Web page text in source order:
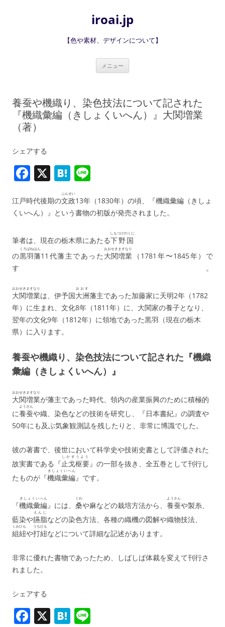
iroai.jp
【色や素材、デザインについて】
メニュー
ス
ッ
養蚕や機織り、染色技法について記された
『機織彙編（きしょくいへん）』大関増業
（著）
シェアする
F
c
e
b
o
k
X H
at
e
n
a
e
江戸時代後期の文政
ぶんせい
13年（1830年）の頃、『機織彙編（きしょ
くいへん）』という書物の初版が発売されました。
筆者は、現在の栃木県にあたる下野国
しもつけのくに
の黒羽藩
くろばねはん
11代藩主であった 大関増業
おおせきますなり
（1781年〜1845年）で
す。
大関増業
おおせきますなり
は、伊予国大洲
おおす
藩主であった加藤家に天明2年（1782
年）に生まれ、文化8年（1811年）に、大関家の養子となり、
翌年の文化9年（1812年）に領地であった黒羽（現在の栃木
県）に入ります。
養蚕や機織り、染色技法について記された『機織
彙編（きしょくいへん）』
大関増業
おおせきますなり
が藩主であった時代、領内の産業振興のために積極的
に養蚕
ようさん
や織、染色などの技術を研究し、『日本書紀』の調査や
50年にも及ぶ気象観測誌を残したりと、非常に博識でした。
彼の著書で、後世において科学史や技術史書として評価された
故実書である『止戈枢要
しかすうよう
』の一部を抜き、全五巻として刊行し
たものが『機織彙編
きしょくいへん
』です。
『機織彙編
きしょくいへん
』には、 桑
くわ
や麻などの栽培方法から、 養蚕
ようさん
や製糸、
藍染や臙脂
えんじ
などの染色方法、各種の織機の図解や織物技法、
組紐
くみひも
や打紐
うちひも
などについて詳細な記述があります。
非常に優れた書物であったため、しばしば体裁を変えて刊行さ
れました。
シェアする
F X H